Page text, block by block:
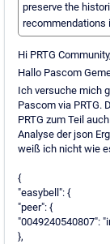
preserve the
recommendations
Hi PRTG Community,
Hallo Pascom
Ich versuche mich
Pascom via PRTG.
PRTG zum Teil
Analyse der json
weiß ich nicht wie
{
"easybell": {
"peer": {
"0049240540807":
},